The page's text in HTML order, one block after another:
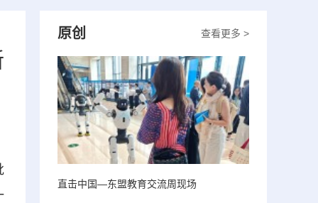
查看更多 >
原创
直击中国—东盟教育交流周现场